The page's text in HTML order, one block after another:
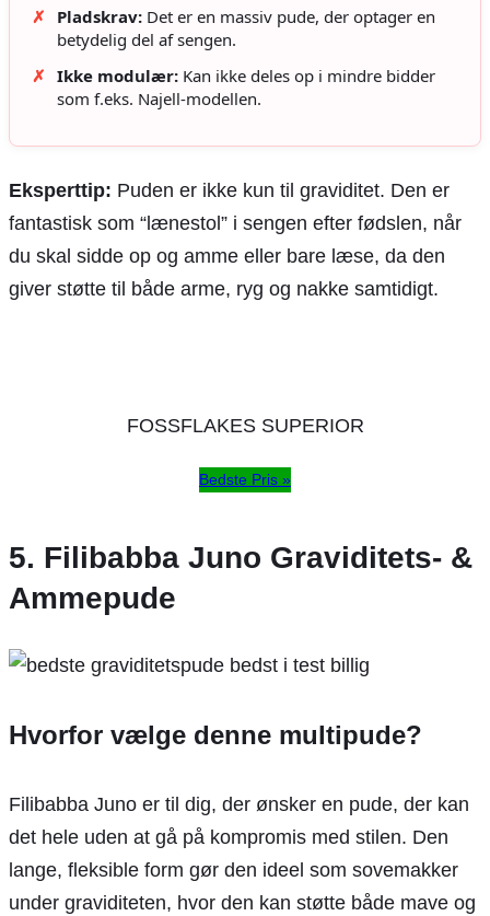
✗ Pladskrav: Det er en massiv pude, der optager en
betydelig del af sengen.
✗ Ikke modulær: Kan ikke deles op i mindre bidder
som f.eks. Najell-modellen.
Eksperttip: Puden er ikke kun til graviditet. Den er
fantastisk som “lænestol” i sengen efter fødslen, når
du skal sidde op og amme eller bare læse, da den
giver støtte til både arme, ryg og nakke samtidigt.
FOSSFLAKES SUPERIOR
Bedste Pris »
5. Filibabba Juno Graviditets- &
Ammepude
Hvorfor vælge denne multipude?
Filibabba Juno er til dig, der ønsker en pude, der kan
det hele uden at gå på kompromis med stilen. Den
lange, fleksible form gør den ideel som sovemakker
under graviditeten, hvor den kan støtte både mave og